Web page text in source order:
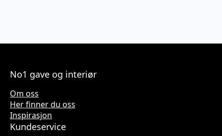
No1 gave og interiør
Om oss
Her finner du oss
Inspirasjon
Kundeservice